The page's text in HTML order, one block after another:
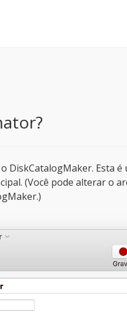
DiskCatalogMaker. Esta
(Você pode alterar o